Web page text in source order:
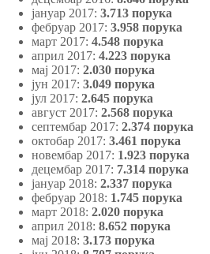
јануар 2017: 3.713 порука
фебруар 2017: 3.958 порука
март 2017: 4.548 порука
април 2017: 4.223 порука
мај 2017: 2.030 порука
јун 2017: 3.049 порука
јул 2017: 2.645 порука
август 2017: 2.568 порука
септембар 2017: 2.374 порука
октобар 2017: 3.461 порука
новембар 2017: 1.923 порука
децембар 2017: 7.314 порука
јануар 2018: 2.337 порука
фебруар 2018: 1.745 порука
март 2018: 2.020 порука
април 2018: 8.652 порука
мај 2018: 3.173 порука